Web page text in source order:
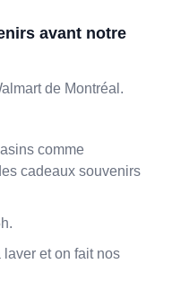
avant notre
de Montréal.
comme
cadeaux souvenirs
et on fait nos